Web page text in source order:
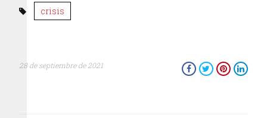
crisis
28 de septiembre de 2021